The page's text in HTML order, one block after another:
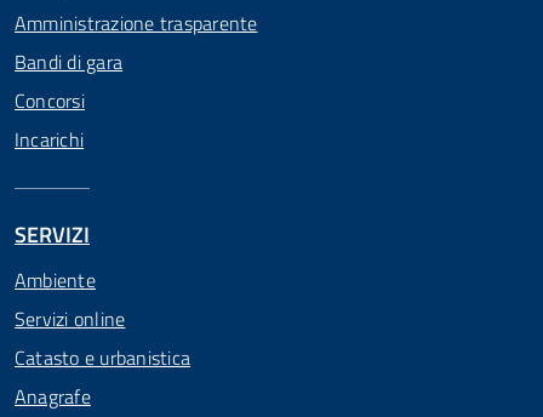
Amministrazione trasparente
Bandi di gara
Concorsi
Incarichi
SERVIZI
Ambiente
Servizi online
Catasto e urbanistica
Anagrafe